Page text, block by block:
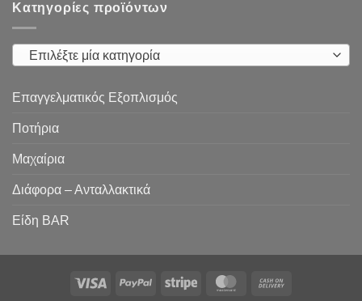
Κατηγορίες προϊόντων
Επιλέξτε μία κατηγορία
Επαγγελματικός Εξοπλισμός
Ποτήρια
Μαχαίρια
Διάφορα – Ανταλλακτικά
Είδη ΒAR
Visa PayPal Stripe MasterCard